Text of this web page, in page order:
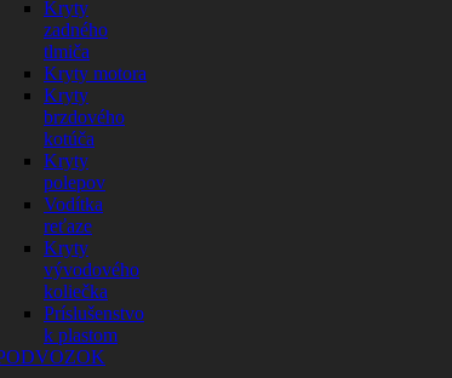
Kryty
zadného
tlmiča
Kryty motora
Kryty
brzdového
kotúča
Kryty
polepov
Vodítka
reťaze
Kryty
vývodového
koliečka
Príslušenstvo
k plastom